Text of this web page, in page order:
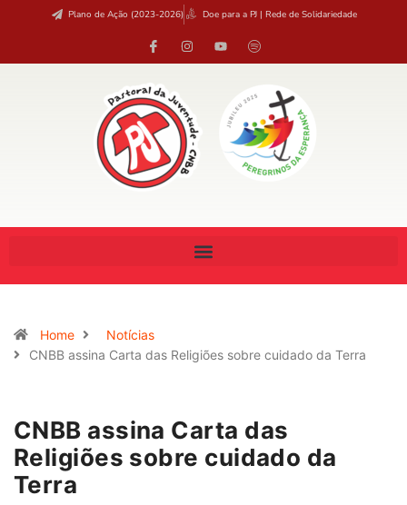
Plano de Ação (2023-2026) Doe para a PJ | Rede de Solidariedade
Home
Notícias
CNBB assina Carta das Religiões sobre cuidado da Terra
CNBB assina Carta das
Religiões sobre cuidado da
Terra